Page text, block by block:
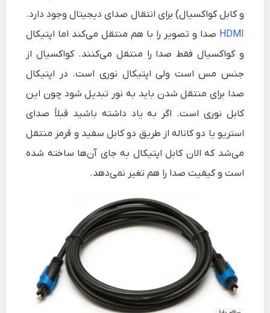
و کابل کواکسیال) برای انتقال صدای دیجیتال وجود دارد.
HDMI صدا و تصویر را با هم منتقل می‌کند اما اپتیکال
و کواکسیال فقط صدا را منتقل می‌کنند. کواکسیال از
جنس مس است ولی اپتیکال نوری است. در اپتیکال
صدا برای منتقل شدن باید به نور تبدیل شود چون این
کابل نوری است. اگر به یاد داشته باشید قبلاً صدای
استریو یا دو کاناله از طریق دو کابل سفید و قرمز منتقل
می‌شد که الان کابل اپتیکال به جای آن‌ها ساخته شده
است و کیفیت صدا را هم تغیر نمی‌دهد.